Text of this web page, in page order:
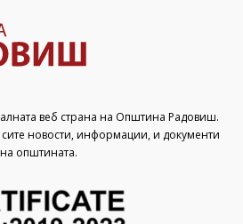
веб страна на Општина Радовиш.
сите новости, информации, и документи
општината.